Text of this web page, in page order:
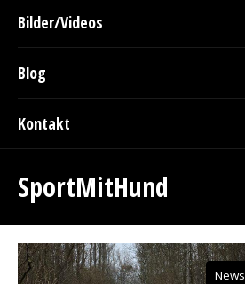
Bilder/Videos
Blog
Kontakt
SportMitHund
News